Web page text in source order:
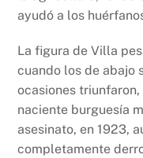
ayudó a los
La figura de Villa
cuando los de abajo
ocasiones
naciente burguesía
asesinato, en 1923,
completamente